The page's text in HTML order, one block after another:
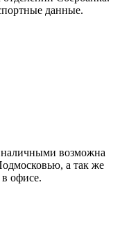
данные.
возможна
а так же
офисе.